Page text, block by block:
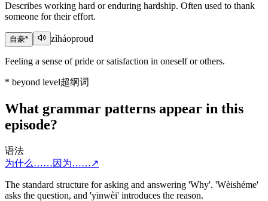
Describes working hard or enduring hardship. Often used to thank
someone for their effort.
自豪* zìháoproud
Feeling a sense of pride or satisfaction in oneself or others.
* beyond level超纲词
What grammar patterns appear in this
episode?
语法
为什么……因为……↗
The standard structure for asking and answering 'Why'. 'Wèishéme'
asks the question, and 'yīnwèi' introduces the reason.